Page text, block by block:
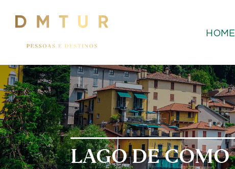
HOME
LAGO DE COMO